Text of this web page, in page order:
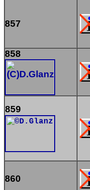
857
858
859
860